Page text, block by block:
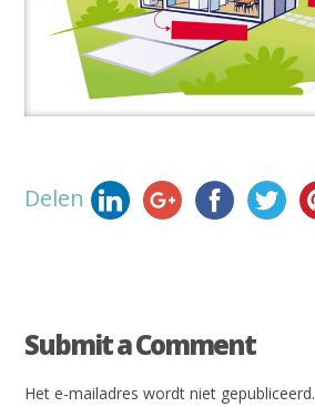
Delen
Submit a Comment
Het e-mailadres wordt niet gepubliceerd.